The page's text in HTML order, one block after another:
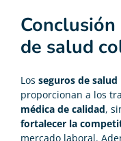
de salud
Los seguros de
proporcionan a los
médica de calidad,
fortalecer la
mercado laboral.